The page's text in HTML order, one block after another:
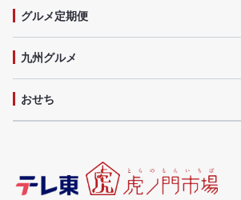
グルメ定期便
九州グルメ
おせち